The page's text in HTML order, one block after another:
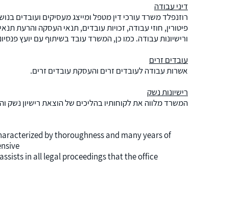
דיני עבודה
רוזנפלד משרד עורכי דין מטפל ומייצג מעסיקים ועובדים
פיטורין, חוזי עבודה, זכויות עובדים, תנאי העסקה והרעת
ורישיונות עבודה. כמו כן, המשרד עובד בשיתוף עם יועץ
עובדים זרים
אשרות עבודה לעובדים זרים והעסקת עובדים זרים.
רישיונות נשק
המשרד מלווה את לקוחותיו בהליכים של הוצאת רישיון נשק
by thoroughness and many years of
in all legal proceedings that the office